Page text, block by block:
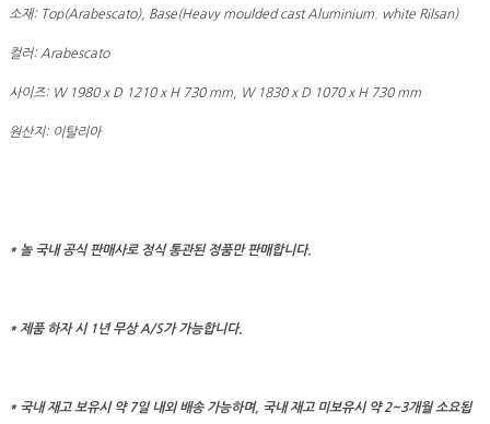
소재: Top(Arabescato), Base(Heavy moulded cast Aluminium. white Rilsan)
컬러: Arabescato
사이즈: W 1980 x D 1210 x H 730 mm, W 1830 x D 1070 x H 730 mm
원산지: 이탈리아
* 놀 국내 공식 판매사로 정식 통관된 정품만 판매합니다.
* 제품 하자 시 1년 무상 A/S가 가능합니다.
* 국내 재고 보유시 약 7일 내외 배송 가능하며, 국내 재고 미보유시 약 2~3개월 소요됩